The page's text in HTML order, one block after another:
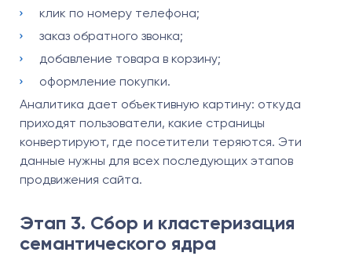
клик по номеру телефона;
заказ обратного звонка;
добавление товара в корзину;
оформление покупки.
Аналитика дает объективную картину: откуда
приходят пользователи, какие страницы
конвертируют, где посетители теряются. Эти
данные нужны для всех последующих этапов
продвижения сайта.
Этап 3. Сбор и кластеризация
семантического ядра